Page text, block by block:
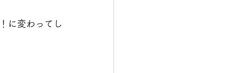
に変わってし